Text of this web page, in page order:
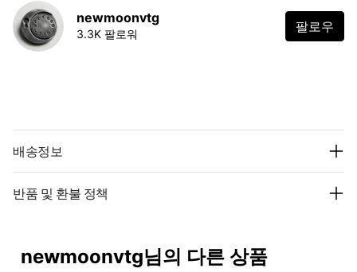
newmoonvtg
3.3K 팔로워 팔로우
배송정보
반품 및 환불 정책
newmoonvtg님의 다른 상품